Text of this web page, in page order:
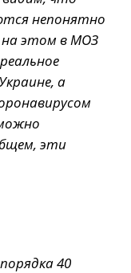
непонятно
этом в МОЗ
а
эти
40